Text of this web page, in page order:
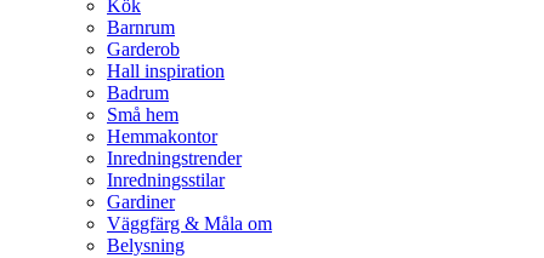
Kök
Barnrum
Garderob
Hall inspiration
Badrum
Små hem
Hemmakontor
Inredningstrender
Inredningsstilar
Gardiner
Väggfärg & Måla om
Belysning